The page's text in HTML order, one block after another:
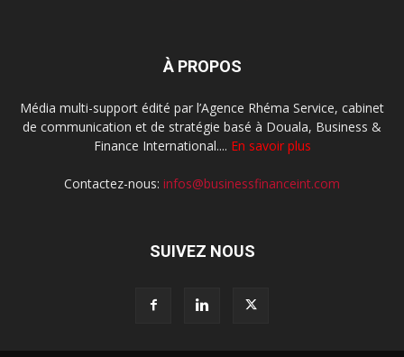
À PROPOS
Média multi-support édité par l’Agence Rhéma Service, cabinet
de communication et de stratégie basé à Douala, Business &
Finance International.... En savoir plus
Contactez-nous: infos@businessfinanceint.com
SUIVEZ NOUS